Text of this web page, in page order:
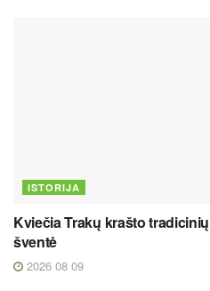
ISTORIJA
Kviečia Trakų krašto
šventė
2026 08 09